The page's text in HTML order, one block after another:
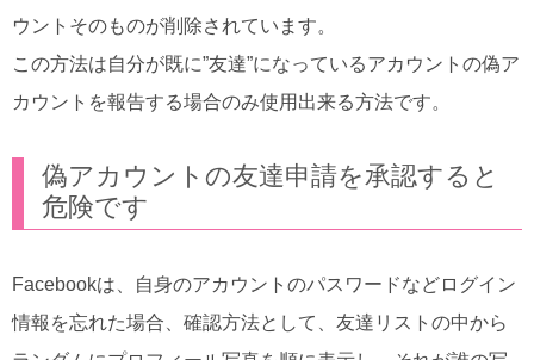
ウントそのものが削除されています。
この方法は自分が既に”友達”になっているアカウントの偽ア
カウントを報告する場合のみ使用出来る方法です。
偽アカウントの友達申請を承認すると
危険です
Facebookは、自身のアカウントのパスワードなどログイン
情報を忘れた場合、確認方法として、友達リストの中から